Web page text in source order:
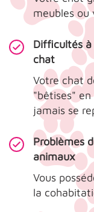
meubles ou
Difficultés
chat
Votre chat
"bêtises"
jamais se
Problèmes
animaux
Vous
la